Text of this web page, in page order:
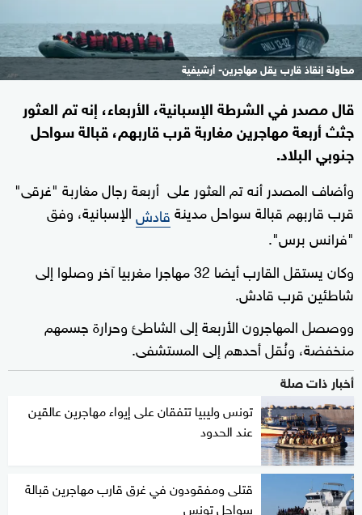
محاولة إنقاذ قارب يقل مهاجرين- أرشيفية
قال مصدر في الشرطة الإسبانية، الأربعاء، إنه تم العثور
جثث أربعة مهاجرين مغاربة قرب قاربهم، قبالة سواحل
جنوبي البلاد.
وأضاف المصدر أنه تم العثور على أربعة رجال مغاربة "غرقى"
قرب قاربهم قبالة سواحل مدينةقادشالإسبانية، وفق
"فرانس برس".
وكان يستقل القارب أيضا 32 مهاجرا مغربيا آخر وصلوا إلى
شاطئين قرب قادش.
ووصصل المهاجرون الأربعة إلى الشاطئ وحرارة جسمهم
منخفضة، ونُقل أحدهم إلى المستشفى.
أخبار ذات صلة
تونس وليبيا تتفقان على إيواء مهاجرين عالقين
عند الحدود
قتلى ومفقودون في غرق قارب مهاجرين قبالة
سواحل تونس